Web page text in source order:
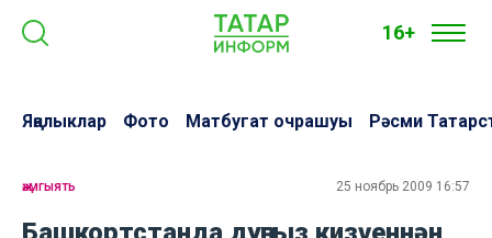
16+
Яңалыклар Фото Матбугат очрашуы Рәсми
җәмгыять 25 ноябрь 2009 16:57